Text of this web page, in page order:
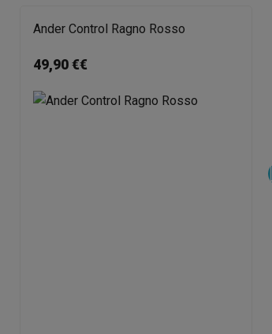
Ander Control Ragno Rosso
49,90 €€